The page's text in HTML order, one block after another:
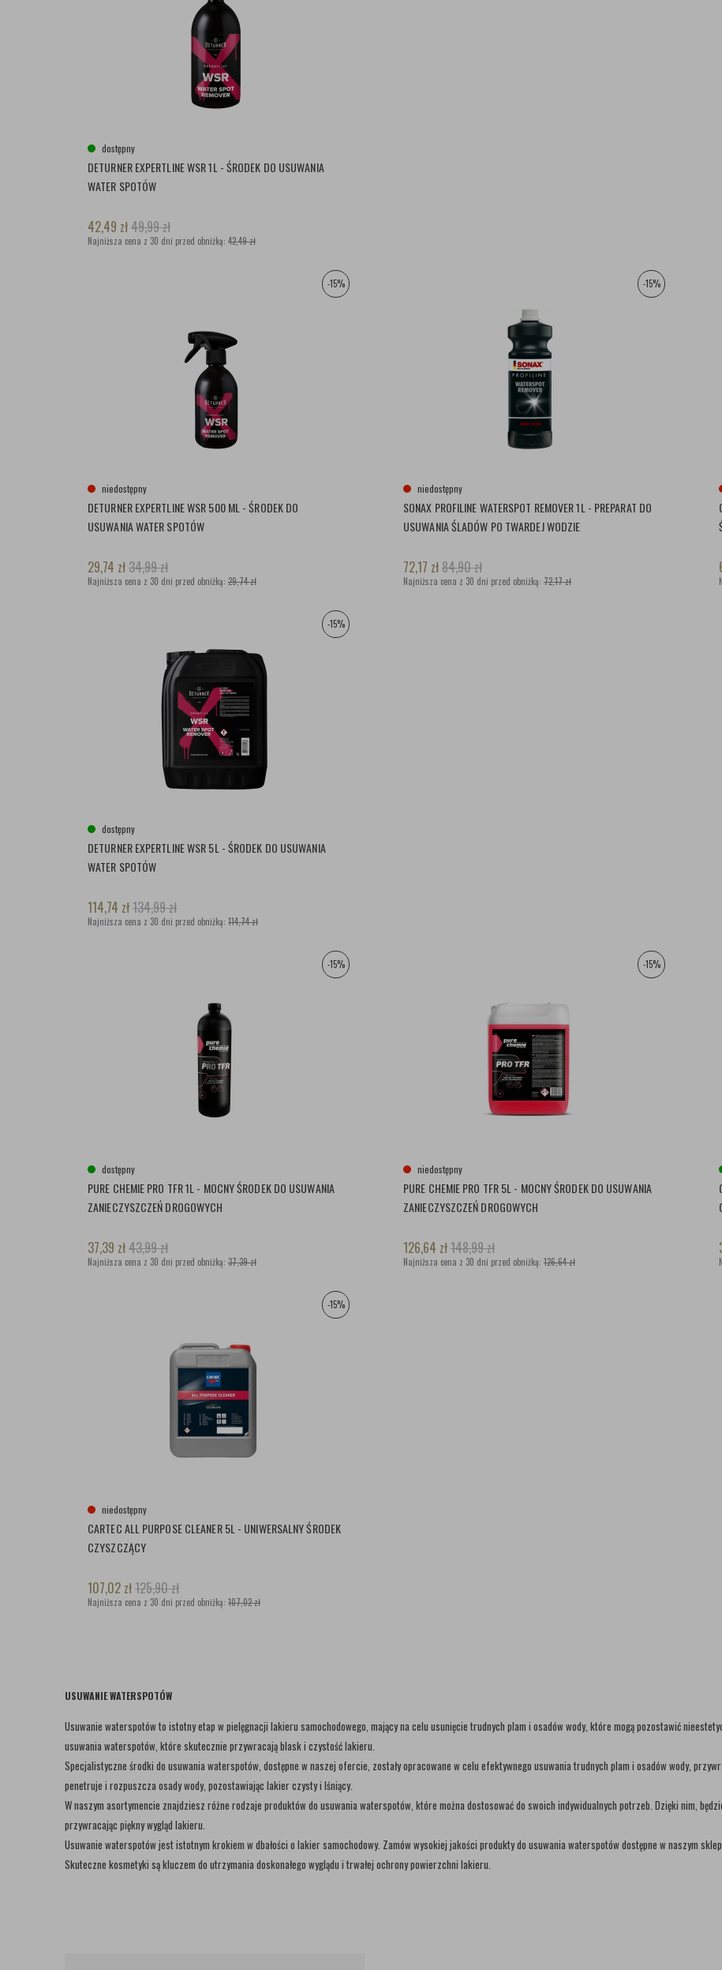
dostępny
DETURNER EXPERTLINE WSR 1L - ŚRODEK DO USUWANIA
WATER SPOTÓW
42,49 zł49,99zł
Najniższa cena z 30 dni przed obniżką: 42,49 zł
-15%
niedostępny
DETURNER EXPERTLINE WSR 500 ML - ŚRODEK DO
USUWANIA WATER SPOTÓW
29,74 zł34,99zł
Najniższa cena z 30 dni przed obniżką: 29,74 zł
-15%
niedostępny
SONAX PROFILINE WATERSPOT REMOVER 1L - PREPARAT DO
USUWANIA ŚLADÓW PO TWARDEJ WODZIE
72,17 zł84,90zł
Najniższa cena z 30 dni przed obniżką: 72,17 zł
-15%
dostępny
DETURNER EXPERTLINE WSR 5L - ŚRODEK DO USUWANIA
WATER SPOTÓW
114,74 zł134,99zł
Najniższa cena z 30 dni przed obniżką: 114,74 zł
-15%
dostępny
PURE CHEMIE PRO TFR 1L - MOCNY ŚRODEK DO USUWANIA
ZANIECZYSZCZEŃ DROGOWYCH
37,39 zł43,99zł
Najniższa cena z 30 dni przed obniżką: 37,39 zł
-15%
niedostępny
PURE CHEMIE PRO TFR 5L - MOCNY ŚRODEK DO USUWANIA
ZANIECZYSZCZEŃ DROGOWYCH
126,64 zł148,99zł
Najniższa cena z 30 dni przed obniżką: 126,64 zł
-15%
niedostępny
CARTEC ALL PURPOSE CLEANER 5L - UNIWERSALNY ŚRODEK
CZYSZCZĄCY
107,02 zł125,90zł
Najniższa cena z 30 dni przed obniżką: 107,02 zł
USUWANIE WATERSPOTÓW
Usuwanie waterspotów to istotny etap w pielęgnacji lakieru samochodowego, mający na celu usunięcie trudnych plam i osadów wody, które mogą pozostawić
usuwania waterspotów, które skutecznie przywracają blask i czystość lakieru.
Specjalistyczne środki do usuwania waterspotów, dostępne w naszej ofercie, zostały opracowane w celu efektywnego usuwania trudnych plam i osadów wody,
penetruje i rozpuszcza osady wody, pozostawiając lakier czysty i lśniący.
W naszym asortymencie znajdziesz różne rodzaje produktów do usuwania waterspotów, które można dostosować do swoich indywidualnych potrzeb. Dzięki nim,
przywracając piękny wygląd lakieru.
Usuwanie waterspotów jest istotnym krokiem w dbałości o lakier samochodowy. Zamów wysokiej jakości produkty do usuwania waterspotów dostępne w naszym
Skuteczne kosmetyki są kluczem do utrzymania doskonałego wyglądu i trwałej ochrony powierzchni lakieru.